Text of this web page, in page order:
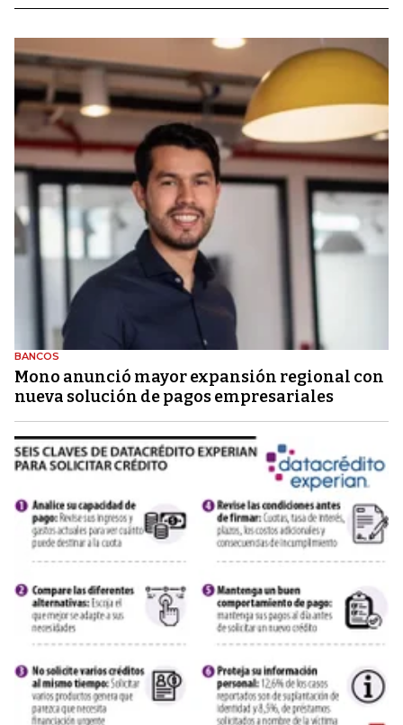
BANCOS
Mono anunció mayor expansión regional con
nueva solución de pagos empresariales